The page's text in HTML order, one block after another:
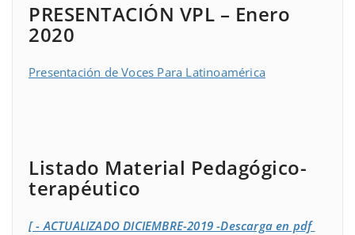
PRESENTACIÓN VPL – Enero
2020
Presentación de Voces Para Latinoamérica
Listado Material Pedagógico-
terapéutico
[ - ACTUALIZADO DICIEMBRE-2019 -Descarga en pdf